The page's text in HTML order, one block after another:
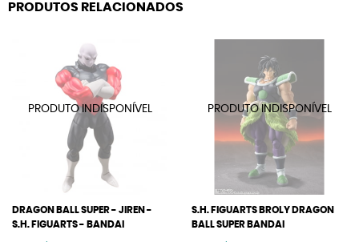
PRODUTOS RELACIONADOS
DRAGON BALL SUPER - JIREN -
S.H. FIGUARTS - BANDAI
S.H. FIGUARTS BROLY DRAGON
BALL SUPER BANDAI